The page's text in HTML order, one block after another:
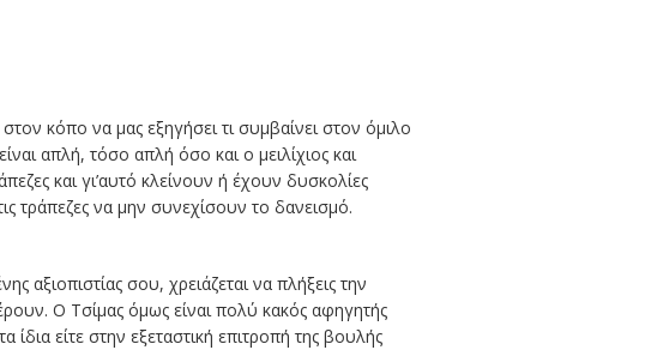
κόπο να μας εξηγήσει τι συμβαίνει στον όμιλο
απλή, τόσο απλή όσο και ο μειλίχιος και
και γι’αυτό κλείνουν ή έχουν δυσκολίες
τράπεζες να μην συνεχίσουν το δανεισμό.
αξιοπιστίας σου, χρειάζεται να πλήξεις την
Ο Τσίμας όμως είναι πολύ κακός αφηγητής
ίδια είτε στην εξεταστική επιτροπή της βουλής